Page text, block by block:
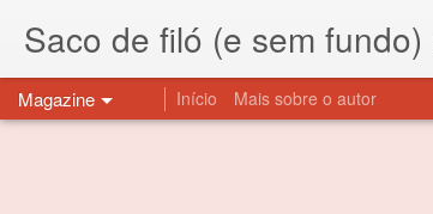
Saco de filó (e sem fundo)
Magazine Início Mais sobre o autor